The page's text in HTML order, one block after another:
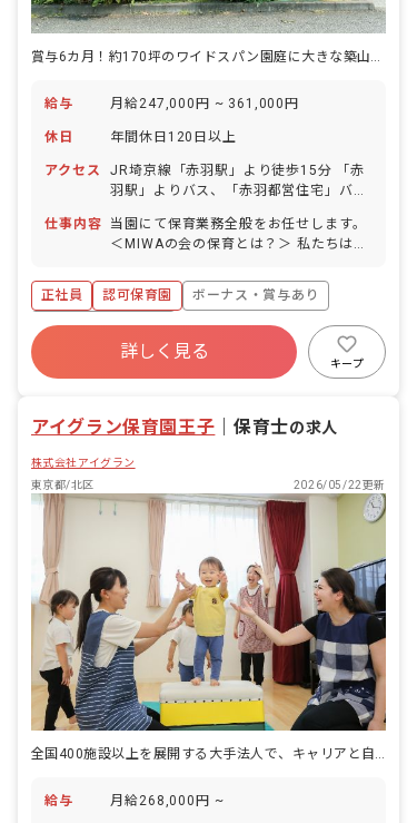
賞与6カ月！約170坪のワイドスパン園庭に大きな築山があり緑豊か！
給与 月給247,000円 ~ 361,000円
休日 年間休日120日以上
アクセス
JR埼京線「赤羽駅」より徒歩15分 「赤
羽駅」よりバス、「赤羽都営住宅」バス
仕事内容
当園にて保育業務全般をお任せします。
＜MIWAの会の保育とは？＞ 私たちは
づくり」を行なっています。 具体的に
は…… ・アタッチメント（安心感の輪）
を形成する保育 ・叱る必要のない保育
・アートな保育 ・「遊びは一番の学び」
の実践
正社員 認可保育園
ボーナス・賞与あり
年間休日120日以上
寮・住宅・家賃補助あり
社会保険完備
残業少なめ
詳しく見る
キープ
アイグラン保育園王子 ｜保育士の求人
株式会社アイグラン
東京都/北区
2026/05/22更新
給与 月給268,000円 ~